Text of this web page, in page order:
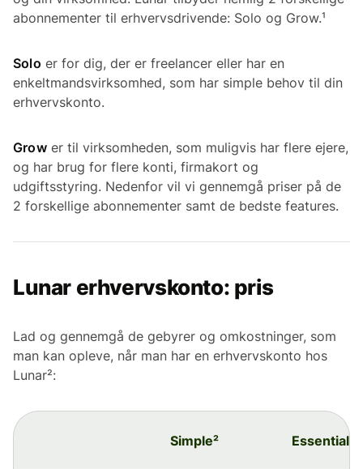
abonnementer til erhvervsdrivende: Solo og Grow.¹
Solo er for dig, der er freelancer eller har en
enkeltmandsvirksomhed, som har simple behov til din
erhvervskonto.
Grower til virksomheden, som muligvis har flere ejere,
og har brug for flere konti, firmakort og
udgiftsstyring. Nedenfor vil vi gennemgå priser på de
2 forskellige abonnementer samt de bedste features.
Lunar erhvervskonto: pris
Lad og gennemgå de gebyrer og omkostninger, som
man kan opleve, når man har en erhvervskonto hos
Lunar²:
Simple² Essential²